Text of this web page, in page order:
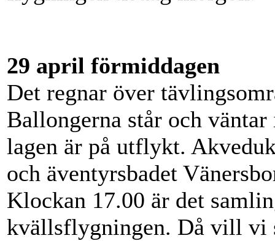
29 april förmiddagen
Det regnar över
Ballongerna står och
lagen är på utflykt.
och äventyrsbadet
Klockan 17.00 är det
kvällsflygningen. Då vill vi